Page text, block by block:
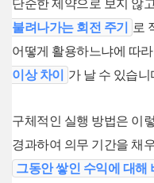
단순한 제약으로 보지 않
불려나가는 회전 주기
로
어떻게 활용하느냐에 따라
이상 차이
가 날 수 있습니
구체적인 실행 방법은 이
경과하여 의무 기간을 채
그동안 쌓인 수익에 대해